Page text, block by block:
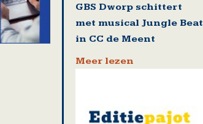
GBS Dworp schittert
met musical Jungle Beat
in CC de Meent
Meer lezen